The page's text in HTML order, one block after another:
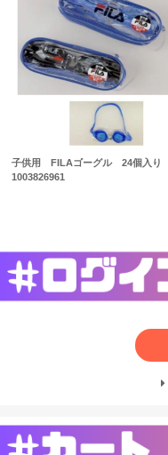
子供用 FILAゴーグル 24個入り
1003826961